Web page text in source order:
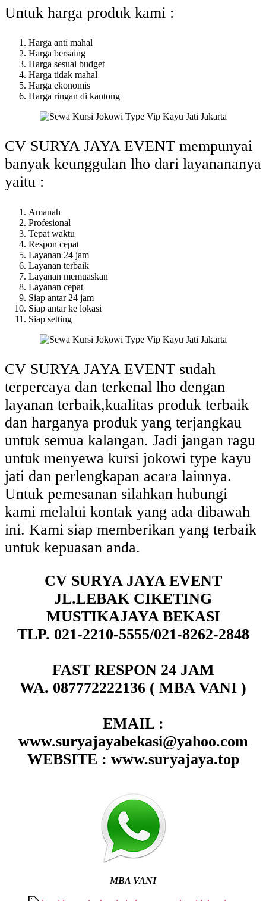
Untuk harga produk kami :
Harga anti mahal
Harga bersaing
Harga sesuai budget
Harga tidak mahal
Harga ekonomis
Harga ringan di kantong
CV SURYA JAYA EVENT mempunyai
banyak keunggulan lho dari layanananya
yaitu :
Amanah
Profesional
Tepat waktu
Respon cepat
Layanan 24 jam
Layanan terbaik
Layanan memuaskan
Layanan cepat
Siap antar 24 jam
Siap antar ke lokasi
Siap setting
CV SURYA JAYA EVENT sudah
terpercaya dan terkenal lho dengan
layanan terbaik,kualitas produk terbaik
dan harganya produk yang terjangkau
untuk semua kalangan. Jadi jangan ragu
untuk menyewa kursi jokowi type kayu
jati dan perlengkapan acara lainnya.
Untuk pemesanan silahkan hubungi
kami melalui kontak yang ada dibawah
ini. Kami siap memberikan yang terbaik
untuk kepuasan anda.
CV SURYA JAYA EVENT
JL.LEBAK CIKETING
MUSTIKAJAYA BEKASI
TLP. 021-2210-5555/021-8262-2848
FAST RESPON 24 JAM
WA. 087772222136 ( MBA VANI )
EMAIL :
www.suryajayabekasi@yahoo.com
WEBSITE : www.suryajaya.top
MBA VANI